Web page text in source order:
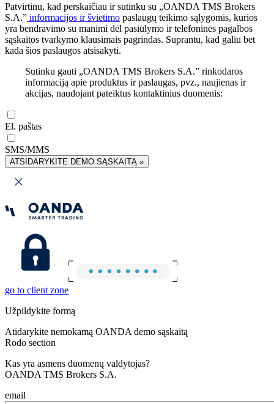
Patvirtinu, kad perskaičiau ir sutinku su „OANDA TMS Brokers
S.A.” informacijos ir švietimo paslaugų teikimo sąlygomis, kurios
yra bendravimo su manimi dėl pasiūlymo ir telefoninės pagalbos
sąskaitos tvarkymo klausimais pagrindas. Suprantu, kad galiu bet
kada šios paslaugos atsisakyti.
Sutinku gauti „OANDA TMS Brokers S.A.” rinkodaros
informaciją apie produktus ir paslaugas, pvz., naujienas ir
akcijas, naudojant pateiktus kontaktinius duomenis:
El. paštas
SMS/MMS
ATSIDARYKITE DEMO SĄSKAITĄ »
go to client zone
Užpildykite formą
Atidarykite nemokamą OANDA demo sąskaitą
Rodo section
Kas yra asmens duomenų valdytojas?
OANDA TMS Brokers S.A.
email